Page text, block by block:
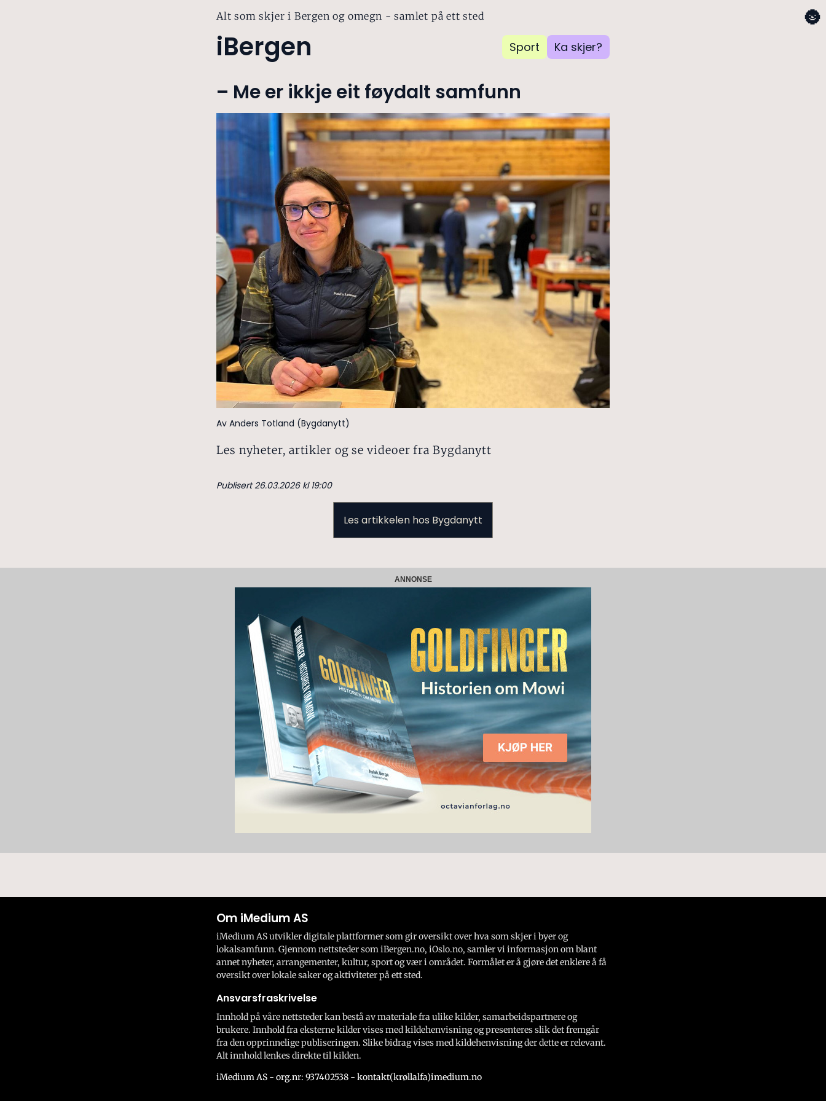
Alt som skjer i Bergen og omegn - samlet på ett sted
iBergen Sport Ka skjer?
🌚
– Me er ikkje eit føydalt samfunn
Av Anders Totland (Bygdanytt)
Les nyheter, artikler og se videoer fra Bygdanytt
Publisert 26.03.2026 kl 19:00
Les artikkelen hos Bygdanytt
ANNONSE
Om iMedium AS
iMedium AS utvikler digitale plattformer som gir oversikt over hva som skjer i byer og
lokalsamfunn. Gjennom nettsteder som iBergen.no, iOslo.no, samler vi informasjon om blant
annet nyheter, arrangementer, kultur, sport og vær i området. Formålet er å gjøre det enklere å få
oversikt over lokale saker og aktiviteter på ett sted.
Ansvarsfraskrivelse
Innhold på våre nettsteder kan bestå av materiale fra ulike kilder, samarbeidspartnere og
brukere. Innhold fra eksterne kilder vises med kildehenvisning og presenteres slik det fremgår
fra den opprinnelige publiseringen. Slike bidrag vises med kildehenvisning der dette er relevant.
Alt innhold lenkes direkte til kilden.
iMedium AS - org.nr: 937402538 - kontakt(krøllalfa)imedium.no